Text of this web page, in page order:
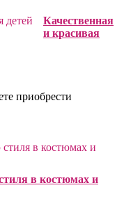
Качественная
и красивая
приобрести
в костюмах и